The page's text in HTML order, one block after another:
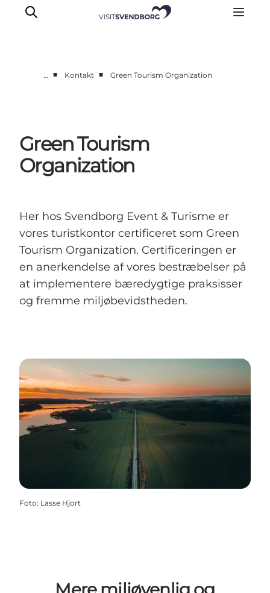
Eventpuljen
Årets Events
Om Svendborg Event & Turisme
… ■ Kontakt ■ Green Tourism Organization
Green Tourism
Organization
Her hos Svendborg Event & Turisme er
vores turistkontor certificeret som Green
Tourism Organization. Certificeringen er
en anerkendelse af vores bestræbelser på
at implementere bæredygtige praksisser
og fremme miljøbevidstheden.
Foto: Lasse Hjort